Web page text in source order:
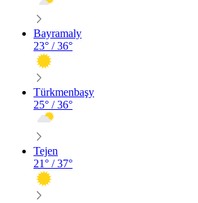
Bayramaly
23° /36°
Türkmenbaşy
25° /36°
Tejen
21° /37°